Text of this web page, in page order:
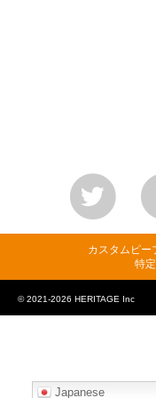
カスタムピー
特
© 2021-2026 HERITAGE Inc
Japanese